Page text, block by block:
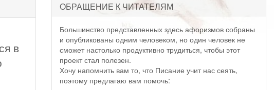
в
ОБРАЩЕНИЕ К ЧИТАТЕЛЯМ
Большинство представленных здесь афоризмов собраны
и опубликованы одним человеком, но один человек не
сможет настолько продуктивно трудиться, чтобы этот
проект стал полезен.
Хочу напомнить вам то, что Писание учит нас сеять,
поэтому предлагаю вам помочь: